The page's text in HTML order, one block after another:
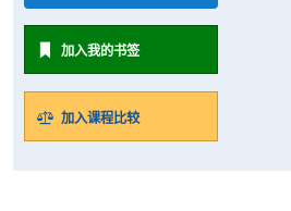
加入我的书签
加入课程比较